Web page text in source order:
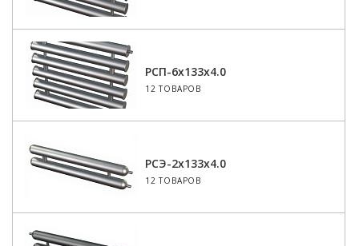
РСП-6x133x4.0
12 ТОВАРОВ
РСЭ-2x133x4.0
12 ТОВАРОВ